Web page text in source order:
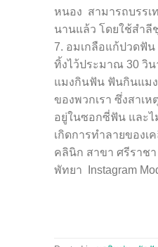
หนอง สามารถบรร
นานแล้ว โดยใช้ส
7. อมเกลือแก้ปวดฟั
ทิ้งไว้ประมาณ
แมงกินฟัน ฟันกินแม
ของพวกเรา ซึ่งสาเ
อยู่ในซอกซี่ฟัน และไ
เกิดการทำลายของ
คลินิก สาขา ศรีราช
พัทยา Instagram